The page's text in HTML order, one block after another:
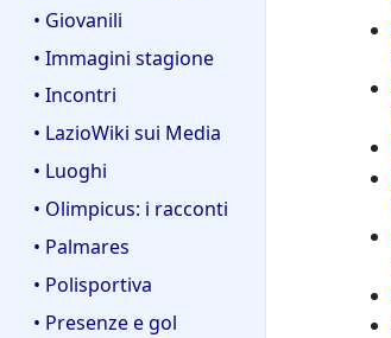
• Giovanili
• Immagini stagione
• Incontri
• LazioWiki sui Media
• Luoghi
• Olimpicus: i racconti
• Palmares
• Polisportiva
• Presenze e gol